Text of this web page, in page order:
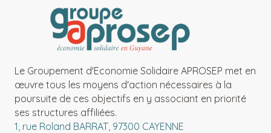
Le Groupement d'Economie Solidaire APROSEP met en
œuvre tous les moyens d'action nécessaires à la
poursuite de ces objectifs en y associant en priorité
ses structures affiliées.
1, rue Roland BARRAT, 97300 CAYENNE